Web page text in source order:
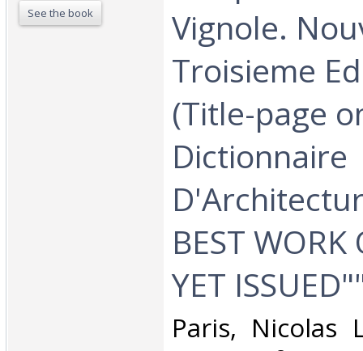
See the book
Vignole.
Troisieme
(Title-page
Dictionnaire
BEST
YET
‎Paris, Nicolas